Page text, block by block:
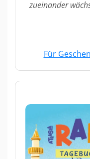
zueinander
Für